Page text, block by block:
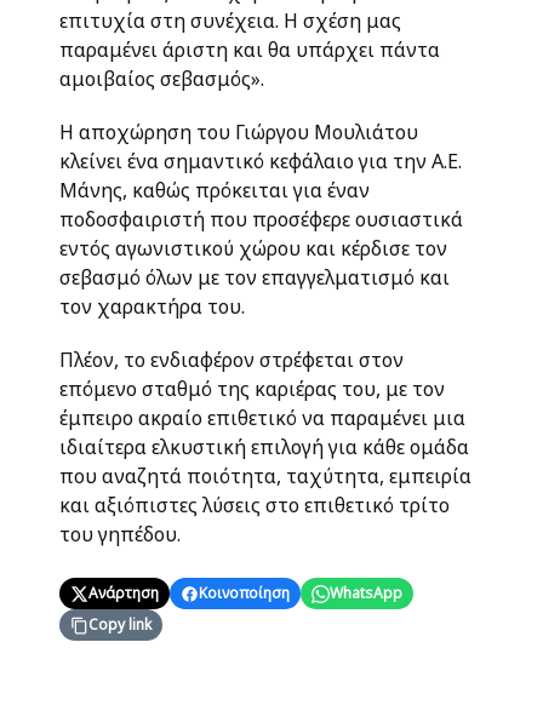
επιτυχία στη συνέχεια. Η σχέση μας
παραμένει άριστη και θα υπάρχει πάντα
αμοιβαίος σεβασμός».
Η αποχώρηση του Γιώργου Μουλιάτου
κλείνει ένα σημαντικό κεφάλαιο για την Α.Ε.
Μάνης, καθώς πρόκειται για έναν
ποδοσφαιριστή που προσέφερε ουσιαστικά
εντός αγωνιστικού χώρου και κέρδισε τον
σεβασμό όλων με τον επαγγελματισμό και
τον χαρακτήρα του.
Πλέον, το ενδιαφέρον στρέφεται στον
επόμενο σταθμό της καριέρας του, με τον
έμπειρο ακραίο επιθετικό να παραμένει μια
ιδιαίτερα ελκυστική επιλογή για κάθε ομάδα
που αναζητά ποιότητα, ταχύτητα, εμπειρία
και αξιόπιστες λύσεις στο επιθετικό τρίτο
του γηπέδου.
Ανάρτηση Κοινοποίηση
WhatsApp
Copy link